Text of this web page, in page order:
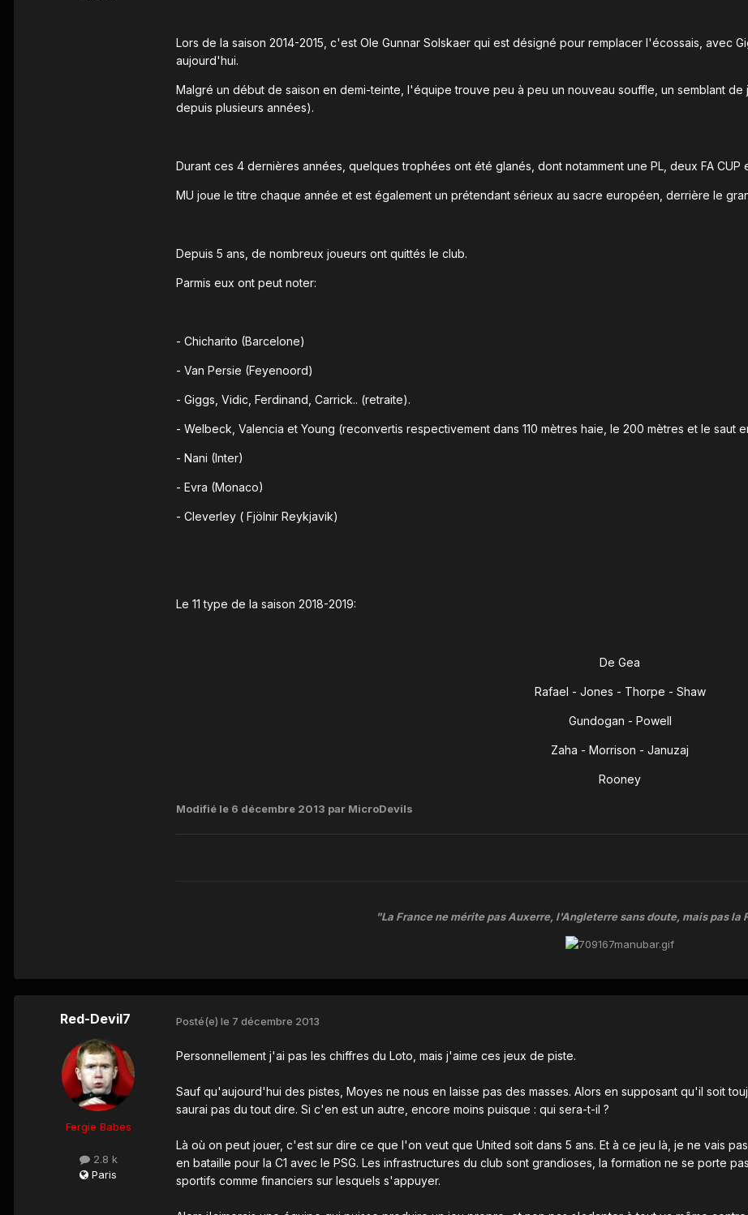
Lors de la saison 2014-2015, c'est Ole Gunnar Solskaer qui est désigné pour remplacer l'écossais, avec
aujourd'hui.
Malgré un début de saison en demi-teinte, l'équipe trouve peu à peu un nouveau souffle, un semblant
depuis plusieurs années).
Durant ces 4 dernières années, quelques trophées ont été glanés, dont notamment une PL, deux FA CUP
MU joue le titre chaque année et est également un prétendant sérieux au sacre européen, derrière le
Depuis 5 ans, de nombreux joueurs ont quittés le club.
Parmis eux ont peut noter:
- Chicharito (Barcelone)
- Van Persie (Feyenoord)
- Giggs, Vidic, Ferdinand, Carrick.. (retraite).
- Welbeck, Valencia et Young (reconvertis respectivement dans 110 mètres haie, le 200 mètres et le saut
- Nani (Inter)
- Evra (Monaco)
- Cleverley ( Fjölnir Reykjavik)
Le 11 type de la saison 2018-2019:
De Gea
Rafael - Jones - Thorpe - Shaw
Gundogan - Powell
Zaha - Morrison - Januzaj
Rooney
Modifié le 6 décembre 2013 par MicroDevils
"La France ne mérite pas Auxerre, l'Angleterre sans doute, mais pas la
Red-Devil7
Fergie Babes
2.8 k
Paris
Posté(e) le 7 décembre 2013
Personnellement j'ai pas les chiffres du Loto, mais j'aime ces jeux de piste.
Sauf qu'aujourd'hui des pistes, Moyes ne nous en laisse pas des masses. Alors en supposant qu'il soit
saurai pas du tout dire. Si c'en est un autre, encore moins puisque : qui sera-t-il ?
Là où on peut jouer, c'est sur dire ce que l'on veut que United soit dans 5 ans. Et à ce jeu là, je ne vais
en bataille pour la C1 avec le PSG. Les infrastructures du club sont grandioses, la formation ne se porte
sportifs comme financiers sur lesquels s'appuyer.